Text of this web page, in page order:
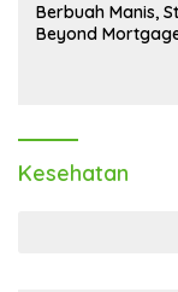
Berbuah Manis,
Beyond
Kesehatan